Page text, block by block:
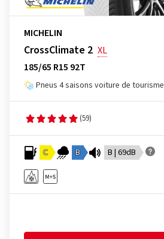
MICHELIN
CrossClimate 2 XL
185/65 R15 92T
Pneus 4 saisons voiture de tourisme
(59)
C B B | 69dB